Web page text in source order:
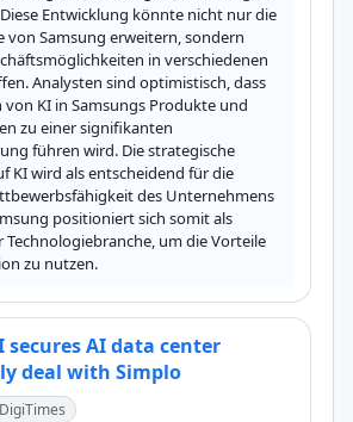
Entwicklung könnte nicht nur die
von Samsung erweitern, sondern
in verschiedenen
Analysten sind optimistisch, dass
KI in Samsungs Produkte und
zu einer signifikanten
führen wird. Die strategische
KI wird als entscheidend für die
des Unternehmens
positioniert sich somit als
Technologiebranche, um die Vorteile
zu nutzen.
secures AI data center
deal with Simplo
DigiTimes